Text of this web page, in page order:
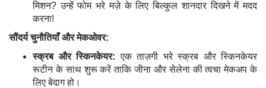
मिशन? उन्हें फोम भरे मज़े के लिए बिल्कुल शानदार दिखने में मदद
करना!
सौंदर्य चुनौतियाँ और मेकओवर:
स्क्रब और स्किनकेयर: एक ताज़गी भरे स्क्रब और स्किनकेयर
रूटीन के साथ शुरू करें ताकि जीना और सेलेना की त्वचा मेकअप के
लिए बेदाग हो।